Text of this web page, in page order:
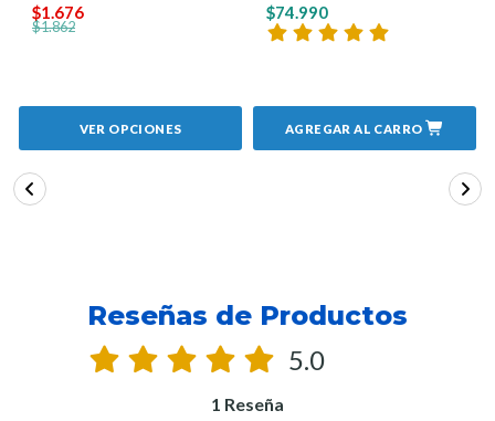
$1.676
$1.862
VER OPCIONES
$74.990
AGREGAR AL CARRO
Reseñas de Productos
5.0
1 Reseña